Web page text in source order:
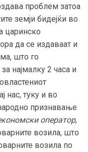
проблем затоа
земји бидејќи во
царинско
да се издаваат и
што го
најмалку 2 часа и
нас, туку и во
признавање
оператор,
возила, што
возила по